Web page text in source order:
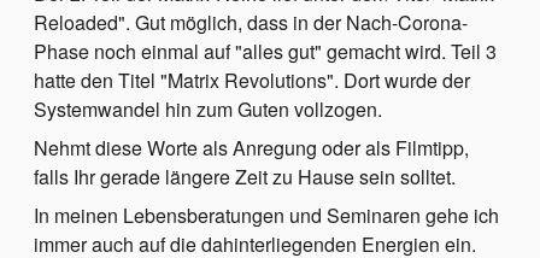
Reloaded". Gut möglich, dass in der Nach-Corona-
Phase noch einmal auf "alles gut" gemacht wird. Teil 3
hatte den Titel "Matrix Revolutions". Dort wurde der
Systemwandel hin zum Guten vollzogen.
Nehmt diese Worte als Anregung oder als Filmtipp,
falls Ihr gerade längere Zeit zu Hause sein solltet.
In meinen Lebensberatungen und Seminaren gehe ich
immer auch auf die dahinterliegenden Energien ein.